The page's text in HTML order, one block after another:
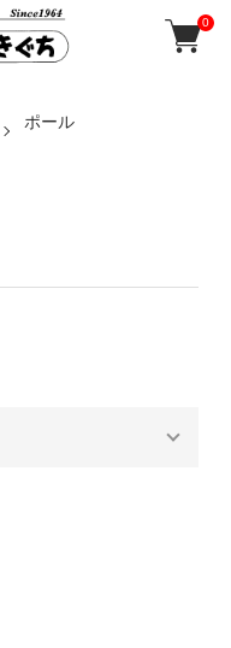
0
ポール